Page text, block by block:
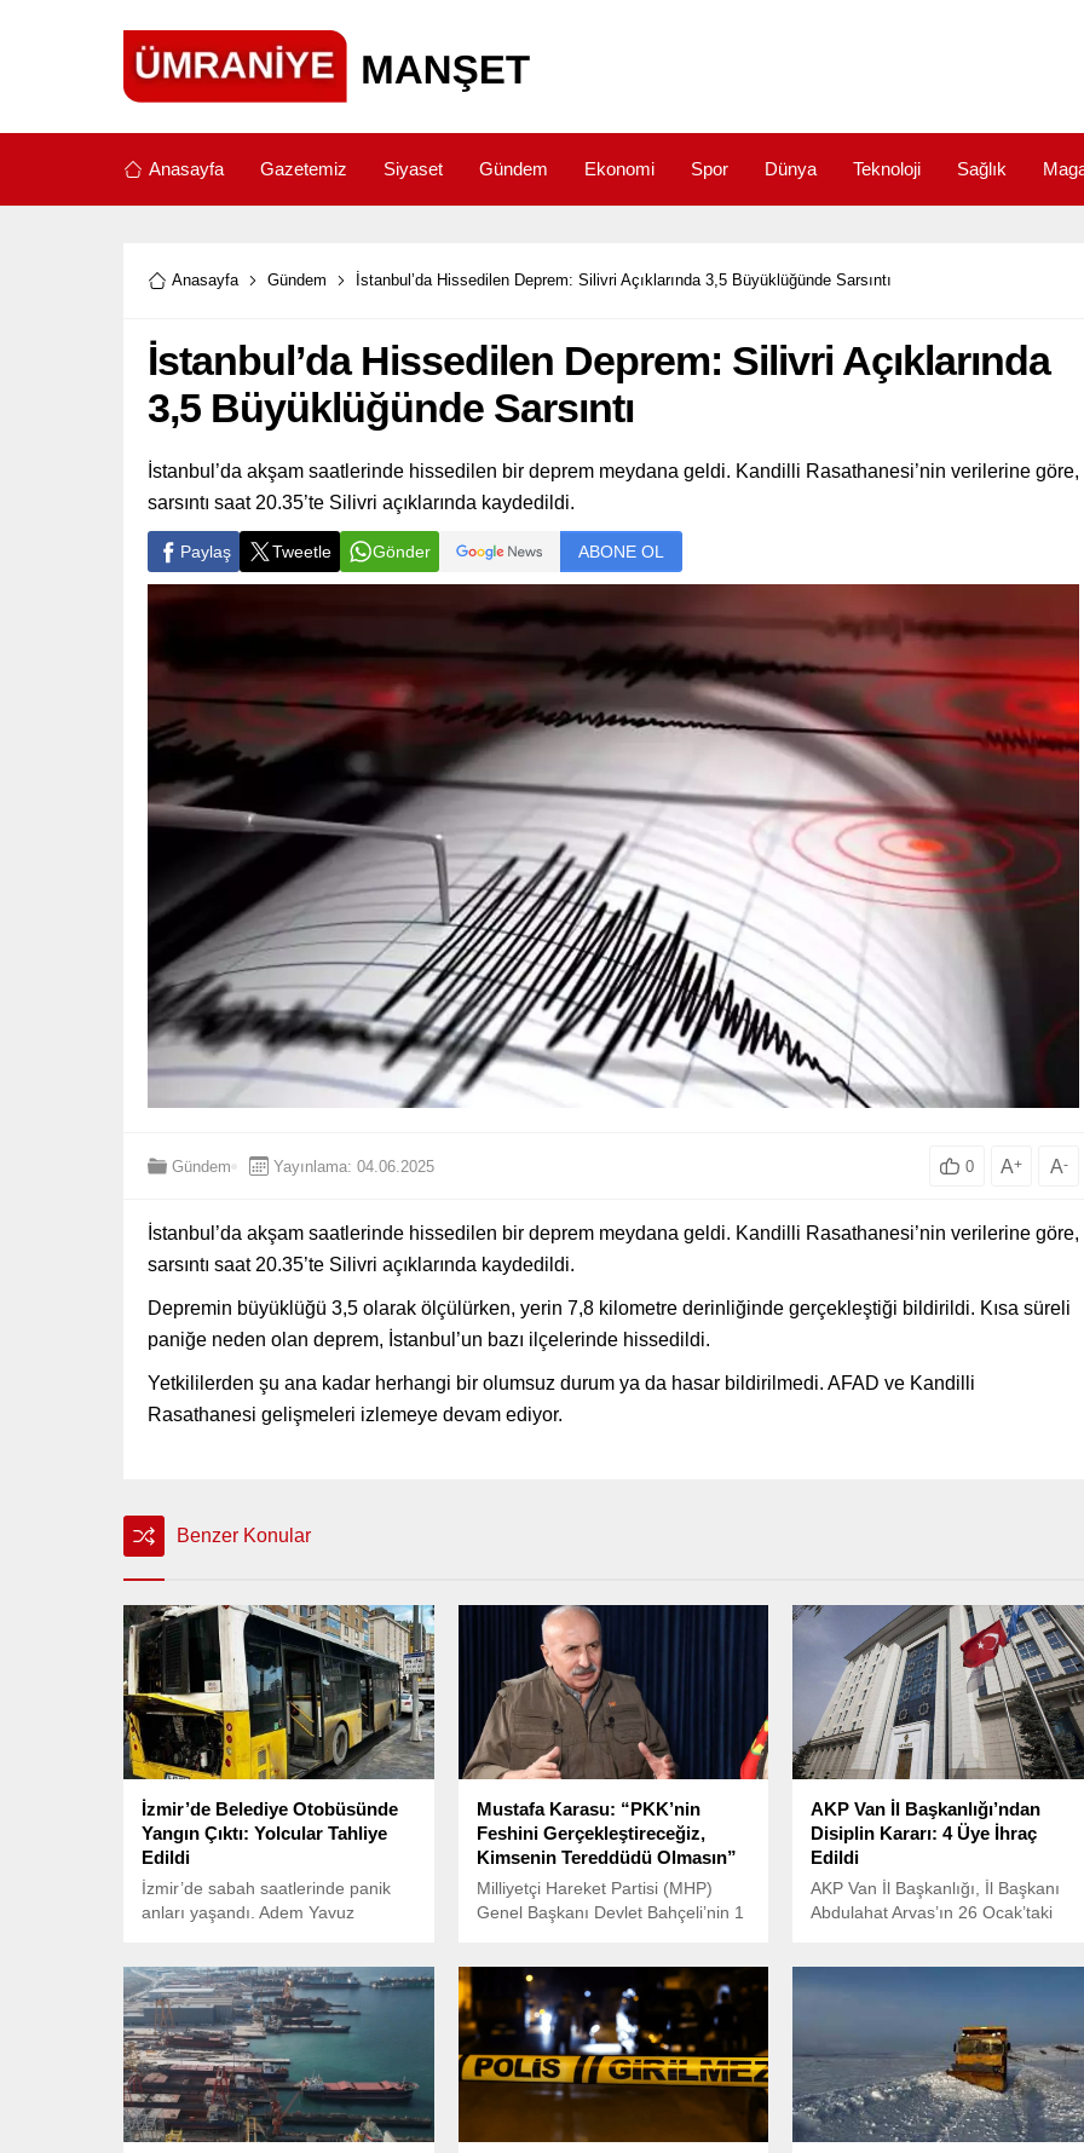
Anasayfa Gazetemiz Siyaset Gündem Ekonomi Spor Dünya Teknoloji Sağlık
Anasayfa Gündem İstanbul’da Hissedilen Deprem: Silivri Açıklarında 3,5 Büyüklüğünde Sarsıntı
İstanbul’da Hissedilen Deprem: Silivri Açıklarında
3,5 Büyüklüğünde Sarsıntı
İstanbul’da akşam saatlerinde hissedilen bir deprem meydana geldi. Kandilli Rasathanesi’nin verilerine göre,
sarsıntı saat 20.35’te Silivri açıklarında kaydedildi.
Paylaş Tweetle Gönder ABONE OL
Gündem Yayınlama: 04.06.2025 0 A+ A-
İstanbul’da akşam saatlerinde hissedilen bir deprem meydana geldi. Kandilli Rasathanesi’nin verilerine göre,
sarsıntı saat 20.35’te Silivri açıklarında kaydedildi.
Depremin büyüklüğü 3,5 olarak ölçülürken, yerin 7,8 kilometre derinliğinde gerçekleştiği bildirildi. Kısa süreli
paniğe neden olan deprem, İstanbul’un bazı ilçelerinde hissedildi.
Yetkililerden şu ana kadar herhangi bir olumsuz durum ya da hasar bildirilmedi. AFAD ve Kandilli
Rasathanesi gelişmeleri izlemeye devam ediyor.
Benzer Konular
İzmir’de Belediye Otobüsünde
Yangın Çıktı: Yolcular Tahliye
Edildi
İzmir’de sabah saatlerinde panik
anları yaşandı. Adem Yavuz
Mersinpınar-Gümrük otobüsünde,
saat 08.30 sıralarında motor
bölümünde yangın çıktı.
Mustafa Karasu: “PKK’nin
Feshini Gerçekleştireceğiz,
Kimsenin Tereddüdü Olmasın”
Milliyetçi Hareket Partisi (MHP)
Genel Başkanı Devlet Bahçeli’nin 1
tartışmaların ardından, terör örgütü
PKK’nın üst düzey yöneticilerinden
Mustafa Karasu’dan dikkat çeken
açıklamalar geldi.
AKP Van İl Başkanlığı’ndan
Disiplin Kararı: 4 Üye İhraç
Edildi
AKP Van İl Başkanlığı, İl Başkanı
Abdulahat Arvas’ın 26 Ocak’taki
açıklama yaptı.